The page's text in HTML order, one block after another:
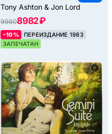
Tony Ashton & Jon Lord
99808982 ₽
–10%
ПЕРЕИЗДАНИЕ 1983
ЗАПЕЧАТАН